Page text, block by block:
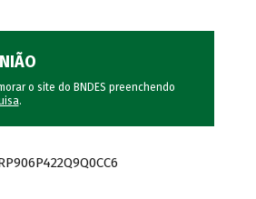
o site do BNDES preenchendo
.